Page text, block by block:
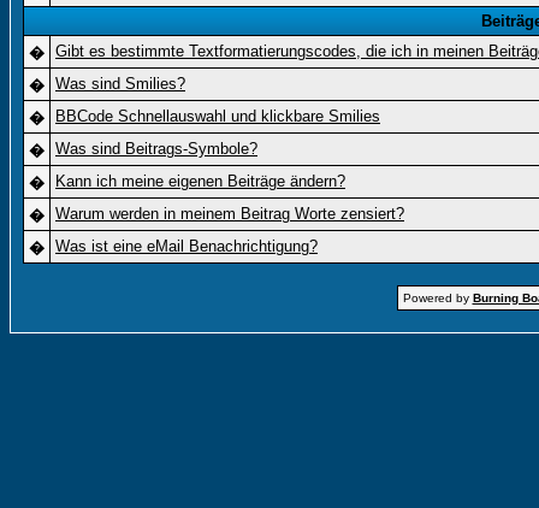
� Gibt es bestimmte Textformatierungscodes, die ich in meinen
� Was sind Smilies?
�
BBCode Schnellauswahl und klickbare Smilies
� Was sind Beitrags-Symbole?
�
Kann ich meine eigenen Beiträge ändern?
� Warum werden in meinem Beitrag Worte zensiert?
� Was ist eine eMail Benachrichtigung?
Powered by Burning